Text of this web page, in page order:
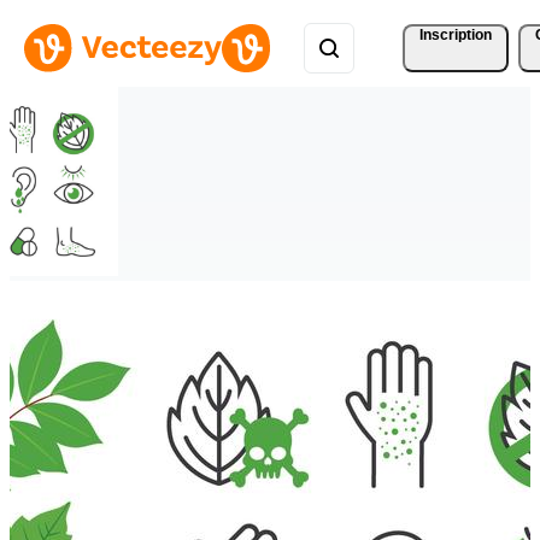
Inscription